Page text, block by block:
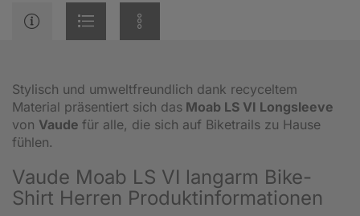
Stylisch und umweltfreundlich dank recyceltem
Material präsentiert sich das Moab LS VI Longsleeve
von Vaude für alle, die sich auf Biketrails zu Hause
fühlen.
Vaude Moab LS VI langarm Bike-
Shirt Herren Produktinformationen